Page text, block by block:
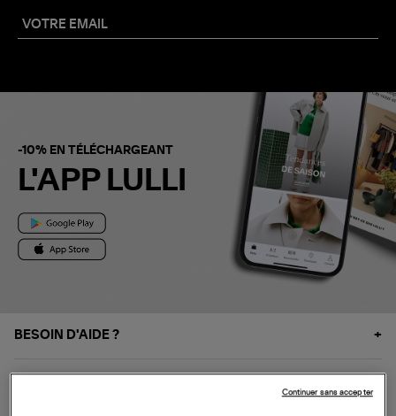
-10% EN TÉLÉCHARGEANT
L'APP LULLI
BESOIN D'AIDE ?
Continuer sans accepter